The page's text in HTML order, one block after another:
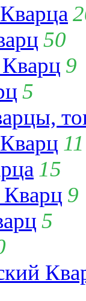
50
9
5
11
15
9
5